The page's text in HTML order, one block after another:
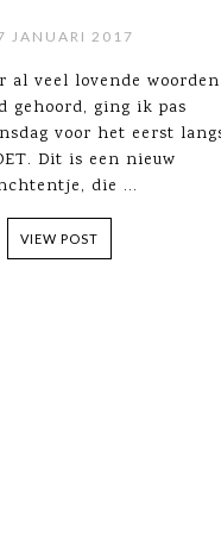
JANUARI 2017
al veel lovende woorden
gehoord, ging ik pas
voor het eerst
Dit is een nieuw
die ...
VIEW POST